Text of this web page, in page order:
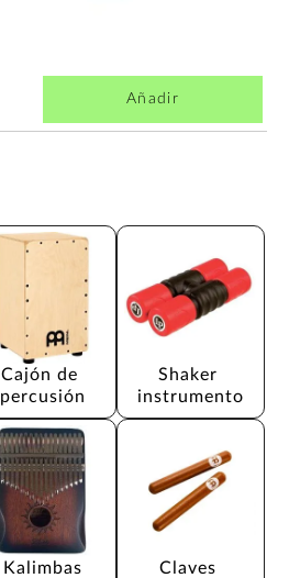
Añadir
Cajón de
percusión
Shaker
instrumento
Kalimbas
Claves